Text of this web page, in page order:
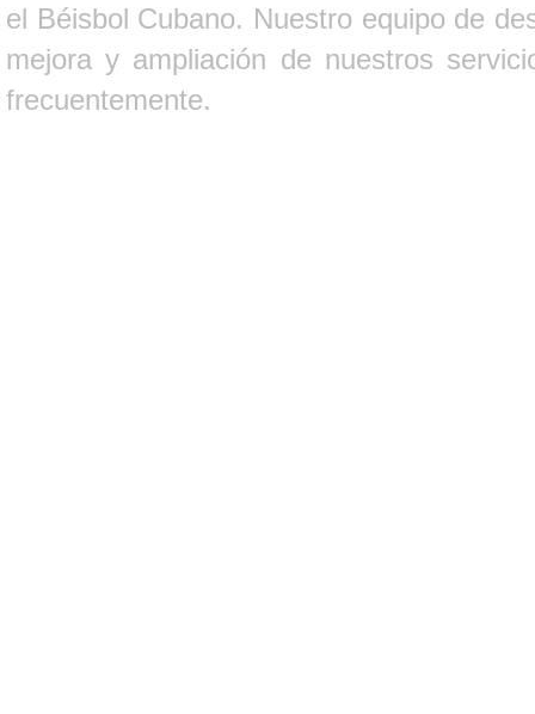
el Béisbol Cubano. Nuestro equipo de
mejora y ampliación de nuestros
frecuentemente.